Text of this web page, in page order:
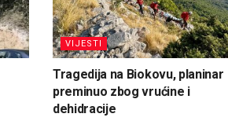
VIJESTI
Tragedija na Biokovu, planinar
preminuo zbog vrućine i
dehidracije